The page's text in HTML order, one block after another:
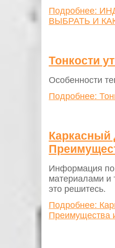
Подробнее:
ВЫБРАТЬ И
Тонкости
Особенности
Подробнее:
Каркасный
Информация
материалами и
это решитесь.
Подробнее:
Преимущества